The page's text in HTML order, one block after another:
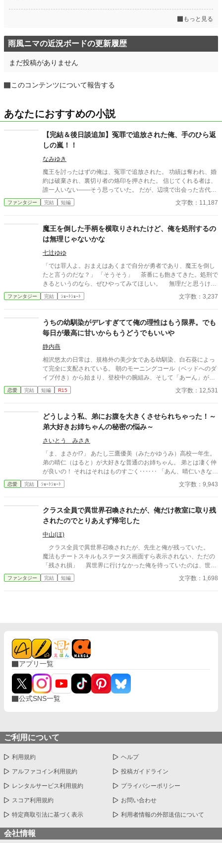
もっと見る
雨風ニマの近況ボードの更新履歴
まだ投稿がありません
このコンテンツについて報告する
あなたにおすすめの小説
【完結＆後日談追加】冤罪で追放された俺、手のひら返
しの嵐！！
なみゆき
魔王を討ったはずの俺は、冤罪で追放された。 功績は奪われ、婚
約は破棄され、裏切り者の烙印を押された。 信じてくれる者は、
誰一人いない——そう思っていた。 だが、辺境で出会った古代魔
導と、ただ一人俺を信じてくれた彼女が、すべてを変えた。 婚礼
と処刑が重なるその日、真実をつきつけ、俺は、王都に“ざま
しかったのは、名誉でも地位でもなく、信じてくれる人だった。
これは、ざまぁの果てに静かな勝利を選んだ、元英雄の物語。
ファンタジー 完結 短編 文字数：11,187
魔王を倒した手柄を横取りされたけど、俺を処刑するの
は無理じゃないかな
七辻ゆゆ
「では罪人よ。おまえはあくまで自分が勇者であり、魔王を倒し
たと言うのだな？」 「そうそう」 茶番にも飽きてきた。処刑で
きるというのなら、ぜひやってみてほしい。 無理だと思うけ
ど。
ファンタジー 完結 ｼｮｰﾄｼｮｰﾄ 文字数：3,237
うちの幼馴染がデレすぎてて俺の理性はもう限界。でも
毎日が最高に甘いからもうどうでもいいや
静内燕
相沢悠太の日常は、規格外の美少女である幼馴染、白石葵によっ
て完全に支配されている。 朝のモーニングコール（ベッドへのダ
イブ付き）から始まり、登校中の腕組み、そして「あーん」が義
務付けられた手作り弁当。誰もが羨むラブラブっぷりだが、悠太
はこれを「家族愛」だと頑なに誤解（無視）している。 「ゆーた
の一途。周囲の冷やかしや、葵を狙う男子生徒のプレッシャーが
高まる中、悠太の**「幼馴染フィルター」**はついに限界を迎え
る。 この溺愛っぷり、いつまで「家族」で通せるのか？ 甘すぎる
日常が、悠太の鈍感な理性を溶かし尽くす――最初からクライマ
ックスの、超高濃度イチャイチャ・ラブコメ、開幕！
恋愛 完結 短編 R15 文字数：12,531
どうしよう私、弟にお腹を大きくさせられちゃった！～
弟大好きお姉ちゃんの秘密の悩み～
さいとう みさき
「ま、まさか!?」 あたし三鷹優美（みたかゆうみ）高校一年生。
弟の晴仁（はると）が大好きな普通のお姉ちゃん。 弟とは凄く仲
が良いの！ それはそれはものすごく‥‥‥ 「あん、晴仁いきなり
そんなのお口に入らないよぉ～♡」 そんな関係のあたしたち。 で
もある日トイレであたしはアレが来そうなのになかなか来ないの
お腹が出て来てる!?」 お姉ちゃんの秘密の悩みです。
恋愛 完結 ｼｮｰﾄｼｮｰﾄ 文字数：9,943
クラス全員で異世界召喚されたが、俺だけ教室に取り残
されたのでとりあえず帰宅した
中山(ほ)
クラス全員で異世界召喚されたが、先生と俺が残っていた。
魔法もチートスキルもステータス画面すら表示されない、ただの
「残され損」 異世界に行けなかった俺を待っていたのは、世知
辛い現実だった。 AI使用状況 GoogleのGeminiさん使ってます〜
誤字脱字チェックと調べ物お願いしてます
ファンタジー 完結 短編 文字数：1,698
アプリ一覧
公式SNS一覧
ご利用について
利用規約 ヘルプ
アルファコイン利用規約 投稿ガイドライン
レンタルサービス利用規約 プライバシーポリシー
スコア利用規約 お問い合わせ
特定商取引法に基づく表示 利用者情報の外部送信について
会社情報